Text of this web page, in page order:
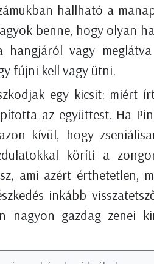
hallható a
benne, hogy olyan
vagy
fújni kell vagy ütni.
egy kicsit: miért
az együttest. Ha
kívül, hogy
köríti a
ami azért érthetetlen,
inkább
nagyon gazdag zenei